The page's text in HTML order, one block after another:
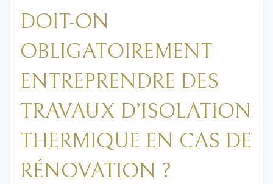
DOIT-ON
OBLIGATOIREMENT
ENTREPRENDRE DES
TRAVAUX D’ISOLATION
THERMIQUE EN CAS DE
RÉNOVATION ?